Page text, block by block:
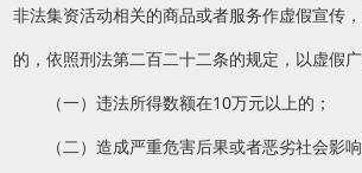
非法集资活动相关的商品或者服务作虚假宣传
的，依照刑法第二百二十二条的规定，以虚假
（一）违法所得数额在10万元以上的；
（二）造成严重危害后果或者恶劣社会影响